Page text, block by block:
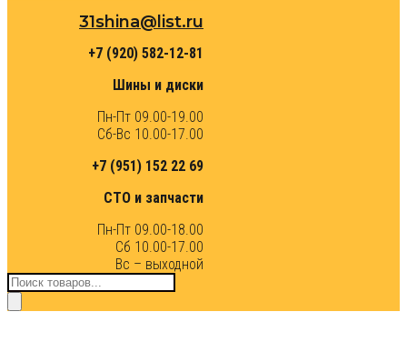
31shina@list.ru
+7 (920) 582-12-81
Шины и диски
Пн-Пт 09.00-19.00
Сб-Вс 10.00-17.00
+7 (951) 152 22 69
СТО и запчасти
Пн-Пт 09.00-18.00
Сб 10.00-17.00
Вс – выходной
Поиск
товаров